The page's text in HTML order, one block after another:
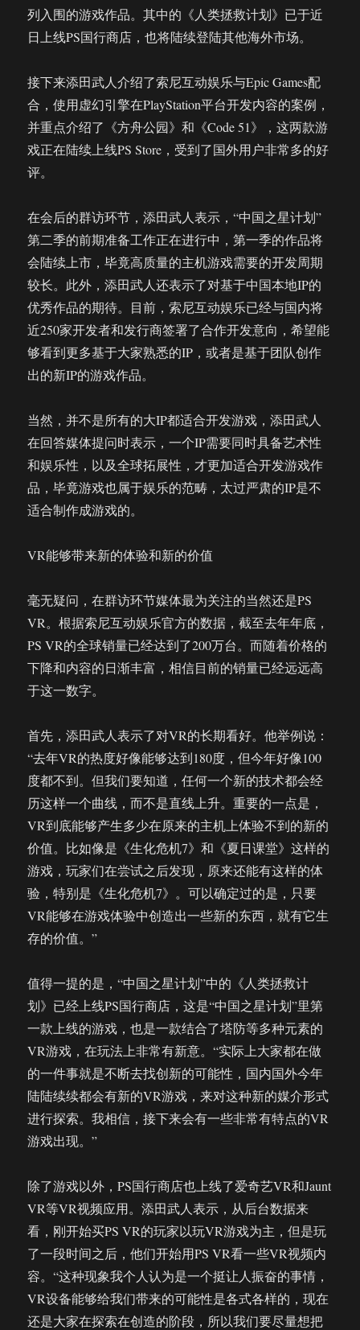
列入围的游戏作品。其中的《人类拯救计划》已于近
日上线PS国行商店，也将陆续登陆其他海外市场。
接下来添田武人介绍了索尼互动娱乐与Epic Games配
合，使用虚幻引擎在PlayStation平台开发内容的案例，
并重点介绍了《方舟公园》和《Code 51》，这两款游
戏正在陆续上线PS Store，受到了国外用户非常多的好
评。
在会后的群访环节，添田武人表示，“中国之星计划”
第二季的前期准备工作正在进行中，第一季的作品将
会陆续上市，毕竟高质量的主机游戏需要的开发周期
较长。此外，添田武人还表示了对基于中国本地IP的
优秀作品的期待。目前，索尼互动娱乐已经与国内将
近250家开发者和发行商签署了合作开发意向，希望能
够看到更多基于大家熟悉的IP，或者是基于团队创作
出的新IP的游戏作品。
当然，并不是所有的大IP都适合开发游戏，添田武人
在回答媒体提问时表示，一个IP需要同时具备艺术性
和娱乐性，以及全球拓展性，才更加适合开发游戏作
品，毕竟游戏也属于娱乐的范畴，太过严肃的IP是不
适合制作成游戏的。
VR能够带来新的体验和新的价值
毫无疑问，在群访环节媒体最为关注的当然还是PS
VR。根据索尼互动娱乐官方的数据，截至去年年底，
PS VR的全球销量已经达到了200万台。而随着价格的
下降和内容的日渐丰富，相信目前的销量已经远远高
于这一数字。
首先，添田武人表示了对VR的长期看好。他举例说：
“去年VR的热度好像能够达到180度，但今年好像100
度都不到。但我们要知道，任何一个新的技术都会经
历这样一个曲线，而不是直线上升。重要的一点是，
VR到底能够产生多少在原来的主机上体验不到的新的
价值。比如像是《生化危机7》和《夏日课堂》这样的
游戏，玩家们在尝试之后发现，原来还能有这样的体
验，特别是《生化危机7》。可以确定过的是，只要
VR能够在游戏体验中创造出一些新的东西，就有它生
存的价值。”
值得一提的是，“中国之星计划”中的《人类拯救计
划》已经上线PS国行商店，这是“中国之星计划”里第
一款上线的游戏，也是一款结合了塔防等多种元素的
VR游戏，在玩法上非常有新意。“实际上大家都在做
的一件事就是不断去找创新的可能性，国内国外今年
陆陆续续都会有新的VR游戏，来对这种新的媒介形式
进行探索。我相信，接下来会有一些非常有特点的VR
游戏出现。”
除了游戏以外，PS国行商店也上线了爱奇艺VR和Jaunt
VR等VR视频应用。添田武人表示，从后台数据来
看，刚开始买PS VR的玩家以玩VR游戏为主，但是玩
了一段时间之后，他们开始用PS VR看一些VR视频内
容。“这种现象我个人认为是一个挺让人振奋的事情，
VR设备能够给我们带来的可能性是各式各样的，现在
还是大家在探索在创造的阶段，所以我们要尽量想把